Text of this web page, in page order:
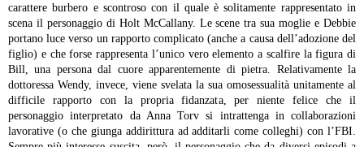
carattere burbero e scontroso con il quale è solitamente rappresentato in
scena il personaggio di Holt McCallany. Le scene tra sua moglie e Debbie
portano luce verso un rapporto complicato (anche a causa dell’adozione del
figlio) e che forse rappresenta l’unico vero elemento a scalfire la figura di
Bill, una persona dal cuore apparentemente di pietra.
Relativamente la
dottoressa Wendy, invece, viene svelata la sua omosessualità unitamente al
difficile rapporto con la propria fidanzata, per niente felice che il
personaggio interpretato da Anna Torv si intrattenga in collaborazioni
lavorative (o che giunga addirittura ad additarli come colleghi) con l’FBI.